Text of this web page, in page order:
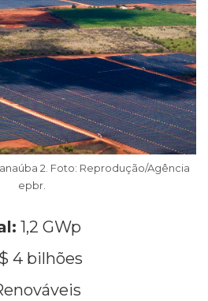
2. Foto: Reprodução/Agência
epbr.
1,2 GWp
4 bilhões